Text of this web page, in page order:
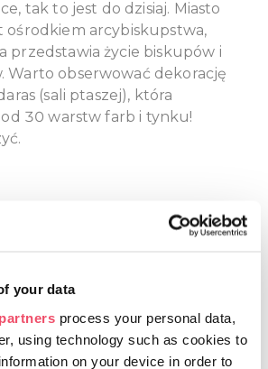
your data
process your personal data,
using technology such as cookies to
on your device in order to
tak to jest do dzisiaj. Miasto
ośrodkiem arcybiskupstwa,
przedstawia życie biskupów i
Warto obserwować dekorację
(sali ptaszej), która
30 warstw farb i tynku!
PRZEGAP SIĘ!